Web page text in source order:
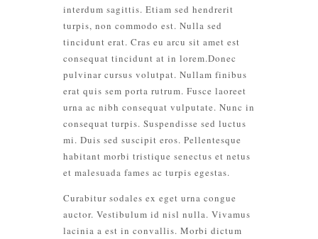
TIENDA
interdum sagittis. Etiam sed hendrerit
turpis, non commodo est. Nulla sed
tincidunt erat. Cras eu arcu sit amet est
consequat tincidunt at in lorem.Donec
pulvinar cursus volutpat. Nullam finibus
erat quis sem porta rutrum. Fusce laoreet
urna ac nibh consequat vulputate. Nunc in
consequat turpis. Suspendisse sed luctus
mi. Duis sed suscipit eros. Pellentesque
habitant morbi tristique senectus et netus
et malesuada fames ac turpis egestas.
Curabitur sodales ex eget urna congue
auctor. Vestibulum id nisl nulla. Vivamus
lacinia a est in convallis. Morbi dictum